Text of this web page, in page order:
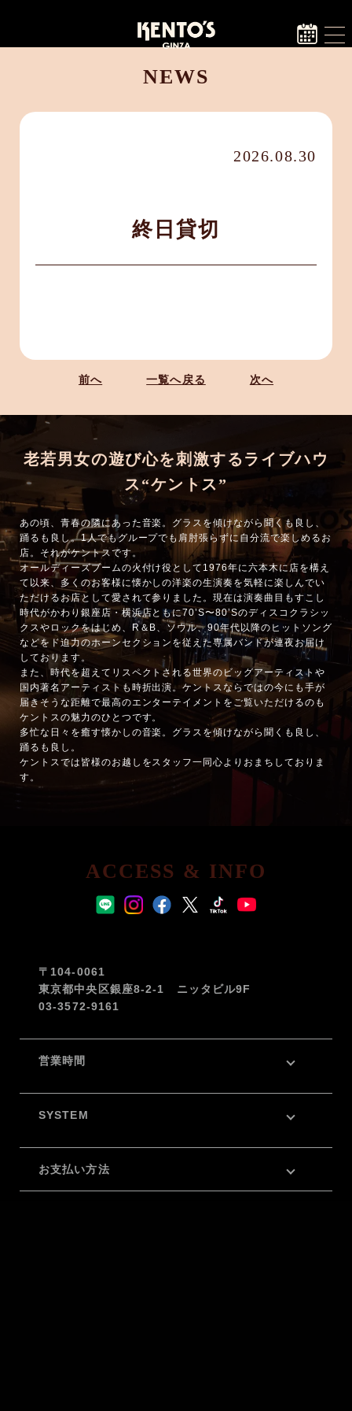
NEWS
2026.08.30
終日貸切
前へ 一覧へ戻る 次へ
老若男女の遊び心を刺激するライブハウ
ス“ケントス”
あの頃、青春の隣にあった音楽。グラスを傾けながら聞くも良し、
踊るも良し。1人でもグループでも肩肘張らずに自分流で楽しめるお
店。それがケントスです。
オールディーズブームの火付け役として1976年に六本木に店を構え
て以来、多くのお客様に懐かしの洋楽の生演奏を気軽に楽しんでい
ただけるお店として愛されて参りました。現在は演奏曲目もすこし
時代がかわり銀座店・横浜店ともに70’S〜80’Sのディスコクラシッ
クスやロックをはじめ、R＆B、ソウル、90年代以降のヒットソング
などをド迫力のホーンセクションを従えた専属バンドが連夜お届け
しております。
また、時代を超えてリスペクトされる世界のビッグアーティストや
国内著名アーティストも時折出演。ケントスならではの今にも手が
届きそうな距離で最高のエンターテイメントをご覧いただけるのも
ケントスの魅力のひとつです。
多忙な日々を癒す懐かしの音楽。グラスを傾けながら聞くも良し、
踊るも良し。
ケントスでは皆様のお越しをスタッフ一同心よりおまちしておりま
す。
ACCESS & INFO
〒104-0061
東京都中央区銀座8-2-1 ニッタビル9F
03-3572-9161
営業時間
SYSTEM
お支払い方法